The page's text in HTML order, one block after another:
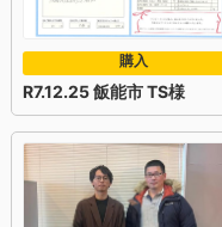
購入
R7.12.25 飯能市 TS様